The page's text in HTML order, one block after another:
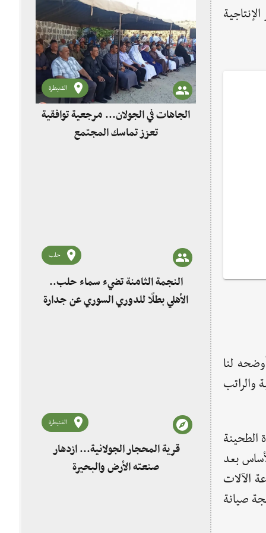
لنا
والراتب
بعد
الآلات
صيانة
القنيطرة
الجاهات في الجولان... مرجعية توافقية
تعزز تماسك المجتمع
حلب
النجمة الثامنة تضيء سماء حلب..
الأهلي بطلًا للدوري السوري عن جدارة
القنيطرة
قرية المحجار الجولانية... ازدهار
صنعته الأرض والبحيرة